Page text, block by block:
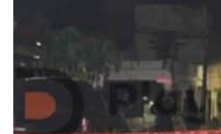
ello fue escogida por el capo con
espacio en el que podía
reuniones con los narcos de
Se cree que
en 1992 terminó
mansión, por lo que Escobar